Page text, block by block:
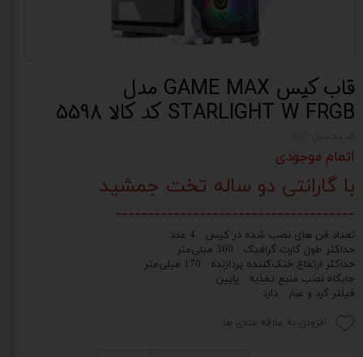
قاب کیس GAME MAX مدل
STARLIGHT W FRGB کد کالا 5598
اتمام موجودی
با گارانتی دو ساله تخت جمشید
-------------------------------------
تعداد فن های نصب شده در کیس : 4 عدد
حداکثر طول کارت گرافیک : 360 میلی‌متر
حداکثر ارتفاع خنک‌کننده پردازنده : 170 میلی‌متر
جایگاه نصب منبع تغذیه : پایین
فیلتر گرد و غبار : دارد
افزودن به علاقه مندی ها